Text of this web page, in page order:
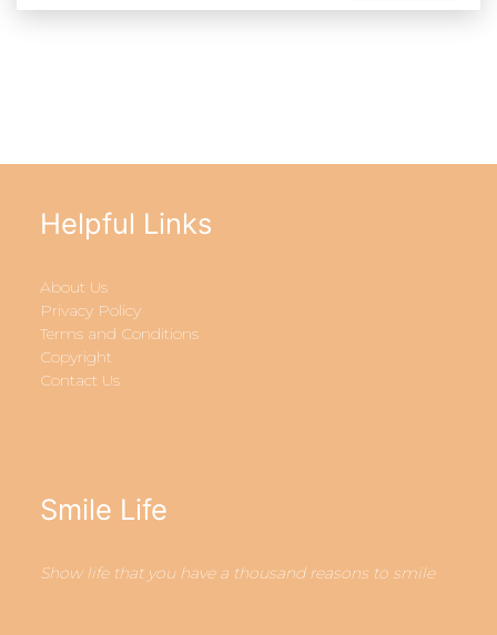
Helpful Links
About Us
Privacy Policy
Terms and Conditions
Copyright
Contact Us
Smile Life
Show life that you have a thousand reasons to smile